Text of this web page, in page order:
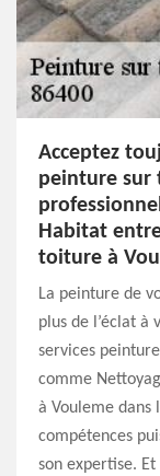
Acceptez
peinture sur
Habitat
toiture à
La peinture de
plus de l’éclat à
services
comme
à Vouleme dans
compétences
son expertise.